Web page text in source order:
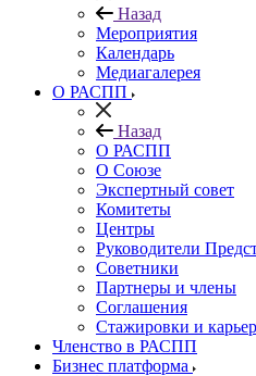
Назад
Мероприятия
Календарь
Медиагалерея
О РАСПП
Назад
О РАСПП
О Союзе
Экспертный совет
Комитеты
Центры
Руководители
Советники
Партнеры и члены
Соглашения
Стажировки и
Членство в РАСПП
Бизнес платформа